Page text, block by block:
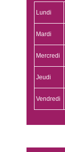
Lundi
Mardi
Mercredi
Jeudi
Vendredi